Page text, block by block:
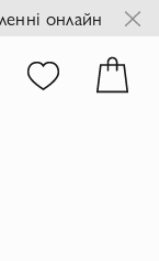
онлайн